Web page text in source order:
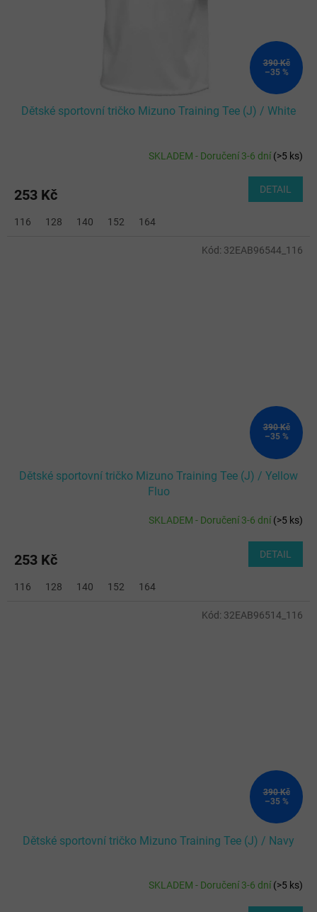
390 Kč
–35 %
Dětské sportovní tričko Mizuno Training Tee (J) / White
SKLADEM - Doručení 3-6 dní(>5 ks)
253 Kč DETAIL
116 128 140 152 164
390 Kč
–35 %
Dětské sportovní tričko Mizuno Training Tee (J) / Yellow
Fluo
SKLADEM - Doručení 3-6 dní(>5 ks)
253 Kč DETAIL
116 128 140 152 164
Kód: 32EAB96544_116
390 Kč
–35 %
Dětské sportovní tričko Mizuno Training Tee (J) / Navy
SKLADEM - Doručení 3-6 dní(>5 ks)
Kód: 32EAB96514_116